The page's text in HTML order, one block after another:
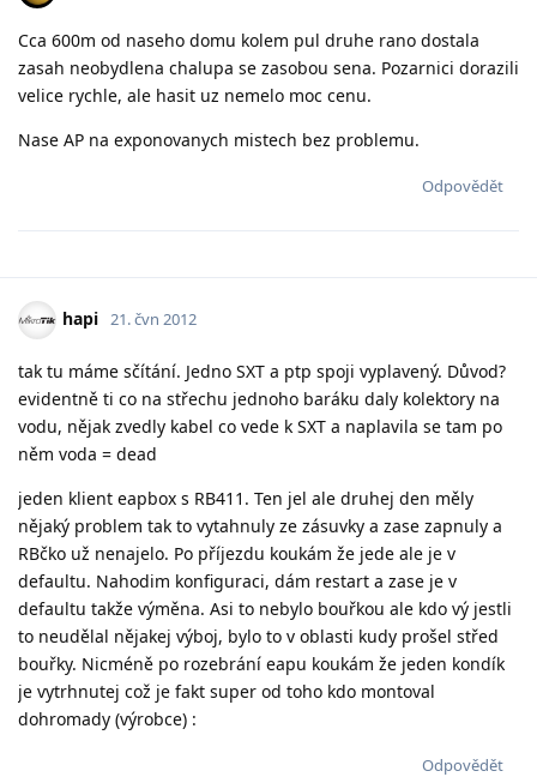
Cca 600m od naseho domu kolem pul druhe rano dostala
zasah neobydlena chalupa se zasobou sena. Pozarnici dorazili
velice rychle, ale hasit uz nemelo moc cenu.
Nase AP na exponovanych mistech bez problemu.
Odpovědět
hapi 21. čvn 2012
tak tu máme sčítání. Jedno SXT a ptp spoji vyplavený. Důvod?
evidentně ti co na střechu jednoho baráku daly kolektory na
vodu, nějak zvedly kabel co vede k SXT a naplavila se tam po
něm voda = dead
jeden klient eapbox s RB411. Ten jel ale druhej den měly
nějaký problem tak to vytahnuly ze zásuvky a zase zapnuly a
RBčko už nenajelo. Po příjezdu koukám že jede ale je v
defaultu. Nahodim konfiguraci, dám restart a zase je v
defaultu takže výměna. Asi to nebylo bouřkou ale kdo vý jestli
to neudělal nějakej výboj, bylo to v oblasti kudy prošel střed
bouřky. Nicméně po rozebrání eapu koukám že jeden kondík
je vytrhnutej což je fakt super od toho kdo montoval
dohromady (výrobce) :
Odpovědět